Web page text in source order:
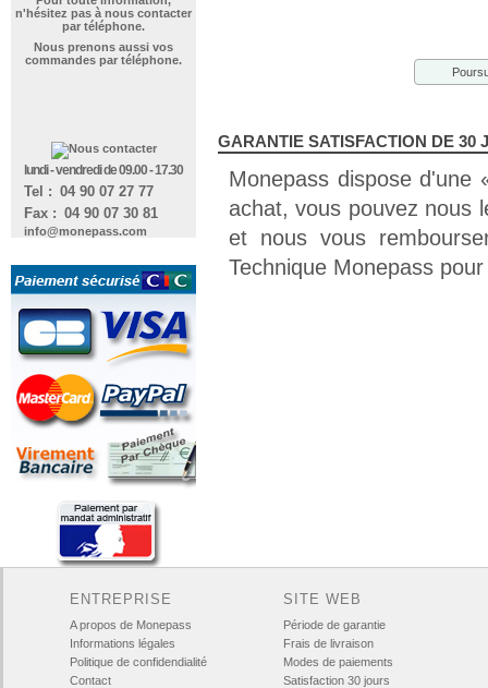
n'hésitez pas à nous contacter
par téléphone.
Nous prenons aussi vos
commandes par téléphone.
lundi - vendredi de 09.00 - 17.30
Tel : 04 90 07 27 77
Fax : 04 90 07 30 81
info@monepass.com
GARANTIE SATISFACTION DE 30
Monepass dispose d'une
achat, vous pouvez nous
et nous vous
Technique Monepass
ENTREPRISE SITE WEB
A propos de Monepass
Période de garantie
Informations légales
Frais de livraison
Politique de confidendialité
Modes de paiements
Contact
Satisfaction 30 jours